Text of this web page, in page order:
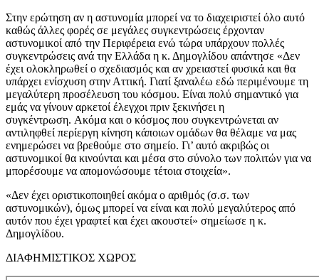
Στην ερώτηση αν η αστυνομία μπορεί να το διαχειριστεί όλο αυτό
καθώς άλλες φορές σε μεγάλες συγκεντρώσεις έρχονταν
αστυνομικοί από την Περιφέρεια ενώ τώρα υπάρχουν πολλές
συγκεντρώσεις ανά την Ελλάδα η κ. Δημογλίδου απάντησε «Δεν
έχει ολοκληρωθεί ο σχεδιασμός και αν χρειαστεί φυσικά και θα
υπάρχει ενίσχυση στην Αττική. Γιατί ξαναλέω εδώ περιμένουμε τη
μεγαλύτερη προσέλευση του κόσμου. Είναι πολύ σημαντικό για
εμάς να γίνουν αρκετοί έλεγχοι πριν ξεκινήσει η
συγκέντρωση. Ακόμα και ο κόσμος που συγκεντρώνεται αν
αντιληφθεί περίεργη κίνηση κάποιων ομάδων θα θέλαμε να μας
ενημερώσει να βρεθούμε στο σημείο. Γι’ αυτό ακριβώς οι
αστυνομικοί θα κινούνται και μέσα στο σύνολο των πολιτών για να
μπορέσουμε να απομονώσουμε τέτοια στοιχεία».
«Δεν έχει οριστικοποιηθεί ακόμα ο αριθμός (σ.σ. των
αστυνομικών), όμως μπορεί να είναι και πολύ μεγαλύτερος από
αυτόν που έχει γραφτεί και έχει ακουστεί» σημείωσε η κ.
Δημογλίδου.
ΔΙΑΦΗΜΙΣΤΙΚΟΣ ΧΩΡΟΣ